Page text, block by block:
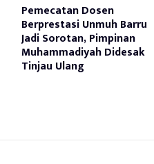
Pemecatan Dosen
Berprestasi Unmuh Barru
Jadi Sorotan, Pimpinan
Muhammadiyah Didesak
Tinjau Ulang